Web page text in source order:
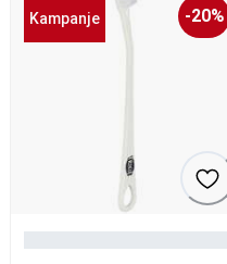
Kampanje -20%